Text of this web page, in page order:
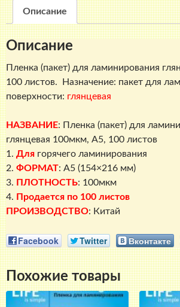
А5
глянцевая,
100
мкм,
100
листов
Описание
Описание
Пленка (пакет) для ламинирования
100 листов. Назначение: пакет для
поверхности: глянцевая
НАЗВАНИЕ: Пленка (пакет) для
глянцевая 100мкм, A5, 100 листов
1. Для горячего ламинирования
2. ФОРМАТ: A5 (154×216 мм)
3. ПЛОТНОСТЬ: 100мкм
4. Продается по 100 листов
ПРОИЗВОДСТВО: Китай
Facebook Twitter Вконтакте
Похожие товары